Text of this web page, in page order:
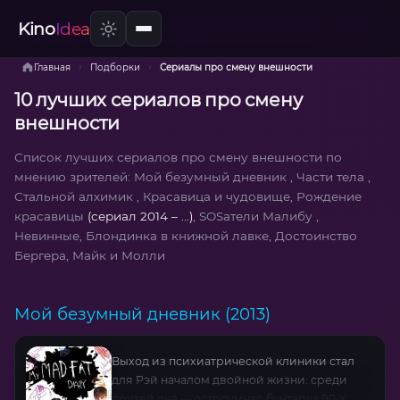
KinoIdea
Главная › Подборки › Сериалы про смену внешности
10 лучших сериалов про смену
внешности
Список лучших сериалов про смену внешности по
мнению зрителей: Мой безумный дневник , Части тела ,
Стальной алхимик , Красавица и чудовище, Рождение
красавицы (сериал 2014 – ...) , SOSатели Малибу ,
Невинные, Блондинка в книжной лавке, Достоинство
Бергера, Майк и Молли
Мой безумный дневник (2013)
Выход из психиатрической клиники стал
для Рэй началом двойной жизни: среди